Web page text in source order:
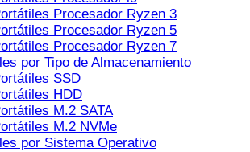
Procesador Ryzen 3
Procesador Ryzen 5
Procesador Ryzen 7
por Tipo de Almacenamiento
SSD
HDD
M.2 SATA
M.2 NVMe
por Sistema Operativo